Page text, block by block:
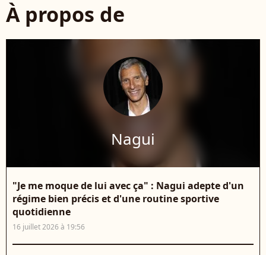
À propos de
Nagui
"Je me moque de lui avec ça" : Nagui adepte d'un
régime bien précis et d'une routine sportive
quotidienne
16 juillet 2026 à 19:56